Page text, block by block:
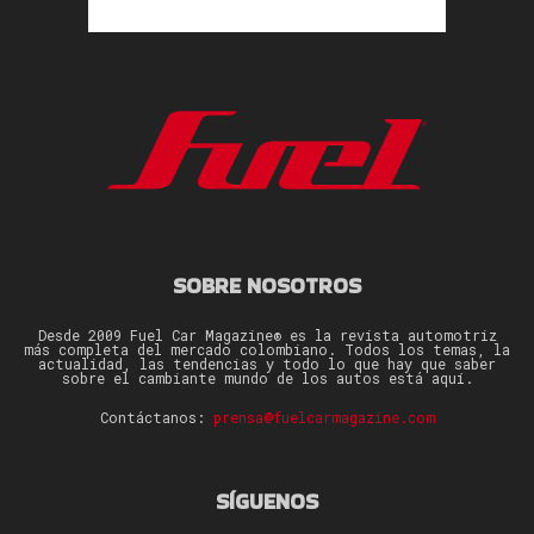
SOBRE NOSOTROS
Desde 2009 Fuel Car Magazine® es la revista automotriz
más completa del mercado colombiano. Todos los temas, la
actualidad, las tendencias y todo lo que hay que saber
sobre el cambiante mundo de los autos está aquí.
Contáctanos: prensa@fuelcarmagazine.com
SÍGUENOS